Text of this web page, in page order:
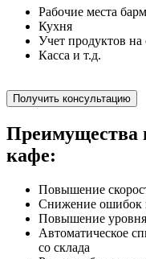
Рабочие места
Кухня
Учет продуктов на
Касса и т.д.
Получить консультацию
Преимущества
кафе:
Повышение
Снижение ошибок
Повышение уровня
Автоматическое
со склада